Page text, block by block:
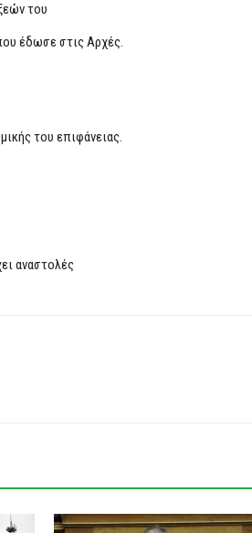
του
έδωσε στις Αρχές.
του επιφάνειας.
αναστολές